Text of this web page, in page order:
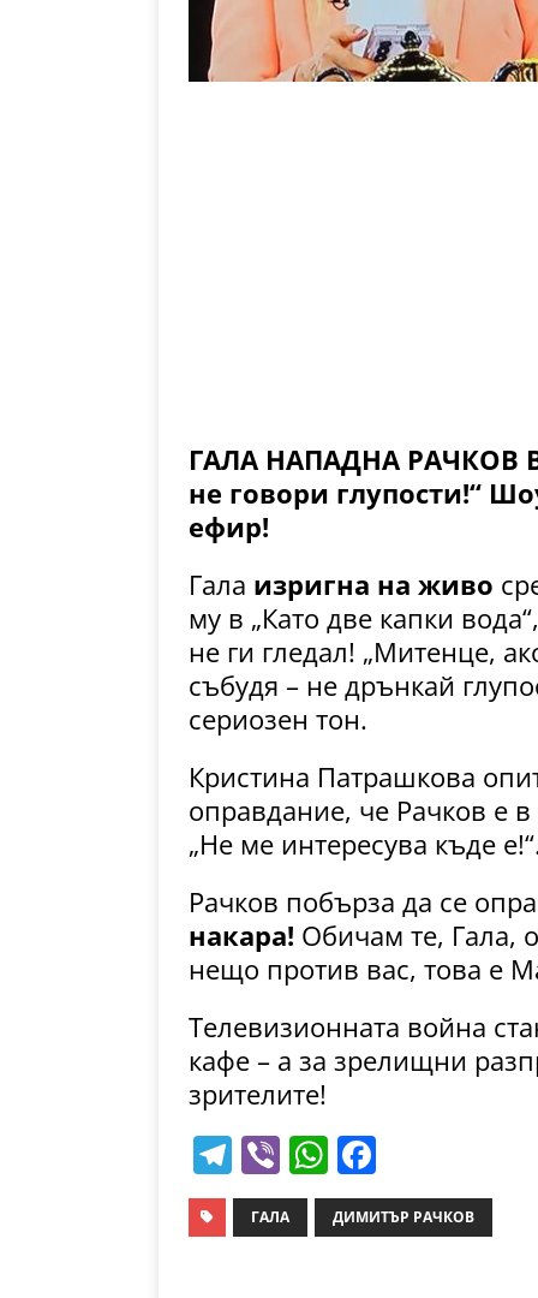
ГАЛА НАПАДНА РАЧКОВ
не говори глупости!“
ефир!
Гала изригна на живо
му в „Като две капки
не ги гледал! „Митенце,
събудя – не дрънкай
сериозен тон.
Кристина Патрашкова
оправдание, че Рачков е
„Не ме интересува къде
Рачков побърза да се
накара! Обичам те, Гала,
нещо против вас, това е
Телевизионната война
кафе – а за зрелищни
зрителите!
T
el
e
Vi
b
er
W
h
at
a
c
ГАЛА ДИМИТЪР РАЧКОВ